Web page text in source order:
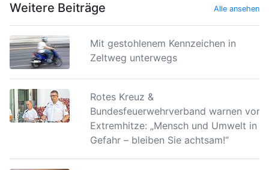
Weitere Beiträge Alle ansehen
Mit gestohlenem Kennzeichen in
Zeltweg unterwegs
Rotes Kreuz &
Bundesfeuerwehrverband warnen vor
Extremhitze: „Mensch und Umwelt in
Gefahr – bleiben Sie achtsam!“